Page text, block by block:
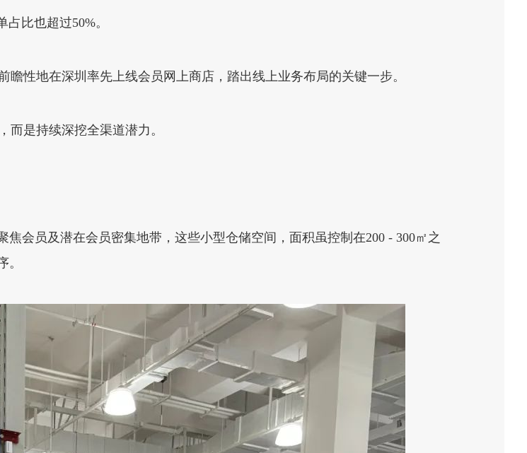
比也超过50%。
性地在深圳率先上线会员网上商店，踏出线上业务布局的关键一步。
而是持续深挖全渠道潜力。
会员及潜在会员密集地带，这些小型仓储空间，面积虽控制在200 - 300㎡之
。